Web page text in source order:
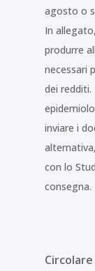
agosto o
In
produrre
necessari
dei redditi.
inviare i
con lo
consegna.
Circolare